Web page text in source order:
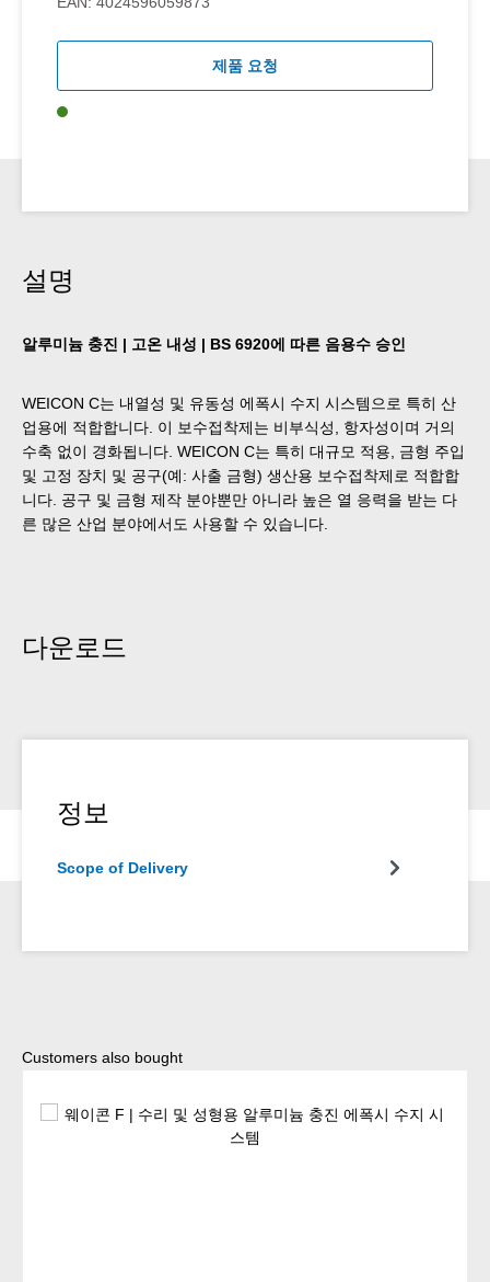
제품 요청
설명
알루미늄 충진 | 고온 내성 | BS 6920에 따른 음용수 승인
WEICON C는 내열성 및 유동성 에폭시 수지 시스템으로 특히 산
업용에 적합합니다. 이 보수접착제는 비부식성, 항자성이며 거의
수축 없이 경화됩니다. WEICON C는 특히 대규모 적용, 금형 주입
및 고정 장치 및 공구(예: 사출 금형) 생산용 보수접착제로 적합합
니다. 공구 및 금형 제작 분야뿐만 아니라 높은 열 응력을 받는 다
른 많은 산업 분야에서도 사용할 수 있습니다.
다운로드
정보
Scope of Delivery
Skip product gallery
Customers also bought